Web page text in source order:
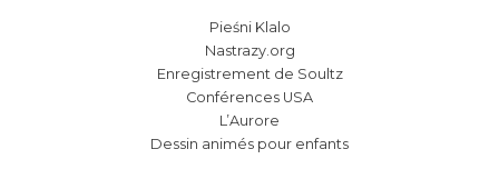
Pieśni Klalo
Nastrazy.org
Enregistrement de Soultz
Conférences USA
L’Aurore
Dessin animés pour enfants